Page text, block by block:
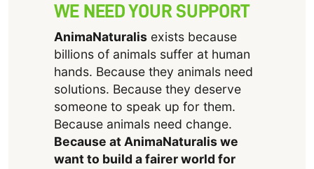
WE NEED YOUR SUPPORT
AnimaNaturalisexists because
billions of animals suffer at human
hands. Because they animals need
solutions. Because they deserve
someone to speak up for them.
Because animals need change.
Because at AnimaNaturalis we
want to build a fairer world for